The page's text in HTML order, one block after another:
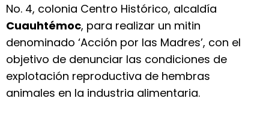
No. 4, colonia Centro Histórico, alcaldía
Cuauhtémoc, para realizar un mitin
denominado ‘Acción por las Madres’, con el
objetivo de denunciar las condiciones de
explotación reproductiva de hembras
animales en la industria alimentaria.